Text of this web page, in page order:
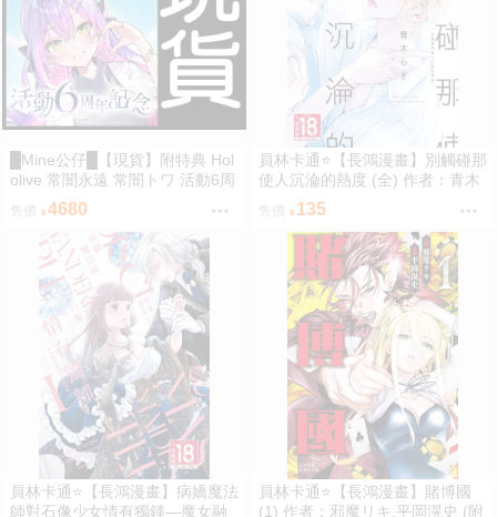
█Mine公仔█【現貨】附特典 Hol
olive 常闇永遠 常闇トワ 活動6周
年記念 六週年 紀念 套組 立牌 外
售價 4680
員林卡通⭐️【長鴻漫畫】別觸碰那
使人沉淪的熱度 (全) 作者：青木
らき (附尼采書套)
售價 135
員林卡通⭐️【長鴻漫畫】病嬌魔法
師對石像少女情有獨鍾—魔女融
員林卡通⭐️【長鴻漫畫】賭博國
(1) 作者：邪魔リキ,平岡滉史 (附